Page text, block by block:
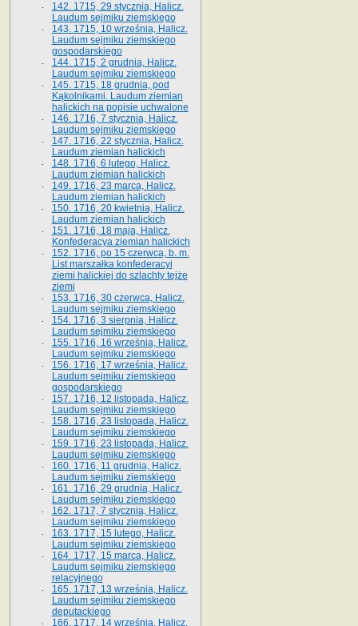
142. 1715, 29 stycznia, Halicz.
Laudum sejmiku ziemskiego
143. 1715, 10 września, Halicz.
Laudum sejmiku ziemskiego
gospodarskiego
144. 1715, 2 grudnia, Halicz.
Laudum sejmiku ziemskiego
145. 1715, 18 grudnia, pod
Kąkolnikami. Laudum ziemian
halickich na popisie uchwalone
146. 1716, 7 stycznia, Halicz.
Laudum sejmiku ziemskiego
147. 1716, 22 stycznia, Halicz.
Laudum ziemian halickich
148. 1716, 6 lutego, Halicz.
Laudum ziemian halickich
149. 1716, 23 marca, Halicz.
Laudum ziemian halickich
150. 1716, 20 kwietnia, Halicz.
Laudum ziemian halickich
151. 1716, 18 maja, Halicz.
Konfederacya ziemian halickich
152. 1716, po 15 czerwca, b. m.
List marszałka konfederacyi
ziemi halickiej do szlachty tejże
ziemi
153. 1716, 30 czerwca, Halicz.
Laudum sejmiku ziemskiego
154. 1716, 3 sierpnia, Halicz.
Laudum sejmiku ziemskiego
155. 1716, 16 września, Halicz.
Laudum sejmiku ziemskiego
156. 1716, 17 września, Halicz.
Laudum sejmiku ziemskiego
gospodarskiego
157. 1716, 12 listopada, Halicz.
Laudum sejmiku ziemskiego
158. 1716, 23 listopada, Halicz.
Laudum sejmiku ziemskiego
159. 1716, 23 listopada, Halicz.
Laudum sejmiku ziemskiego
160. 1716, 11 grudnia, Halicz.
Laudum sejmiku ziemskiego
161. 1716, 29 grudnia, Halicz.
Laudum sejmiku ziemskiego
162. 1717, 7 stycznia, Halicz.
Laudum sejmiku ziemskiego
163. 1717, 15 lutego, Halicz.
Laudum sejmiku ziemskiego
164. 1717, 15 marca, Halicz.
Laudum sejmiku ziemskiego
relacyjnego
165. 1717, 13 września, Halicz.
Laudum sejmiku ziemskiego
deputackiego
166. 1717, 14 września, Halicz.